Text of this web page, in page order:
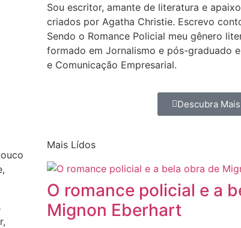
Sou escritor, amante de literatura e
criados por Agatha Christie. Escrevo
Sendo o Romance Policial meu gênero
formado em Jornalismo e pós-graduado
e Comunicação Empresarial.
Descubra Mais
Mais Lídos
O romance policial e a
Mignon Eberhart